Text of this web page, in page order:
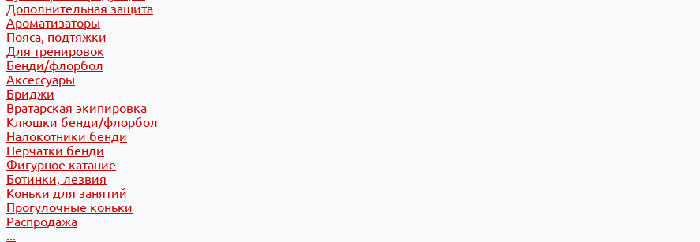
Дополнительная защита
Ароматизаторы
Пояса, подтяжки
Для тренировок
Бенди/флорбол
Аксессуары
Бриджи
Вратарская экипировка
Клюшки бенди/флорбол
Налокотники бенди
Перчатки бенди
Фигурное катание
Ботинки, лезвия
Коньки для занятий
Прогулочные коньки
Распродажа
...